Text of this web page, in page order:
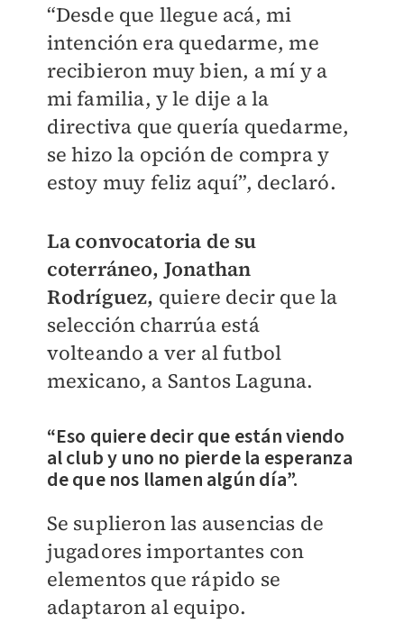
“Desde que llegue acá, mi
intención era quedarme, me
recibieron muy bien, a mí y a
mi familia, y le dije a la
directiva que quería quedarme,
se hizo la opción de compra y
estoy muy feliz aquí”, declaró.
La convocatoria de su
coterráneo, Jonathan
Rodríguez, quiere decir que la
selección charrúa está
volteando a ver al futbol
mexicano, a Santos Laguna.
“Eso quiere decir que están viendo
al club y uno no pierde la esperanza
de que nos llamen algún día”.
Se suplieron las ausencias de
jugadores importantes con
elementos que rápido se
adaptaron al equipo.